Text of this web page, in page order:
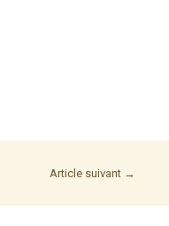
Article suivant →